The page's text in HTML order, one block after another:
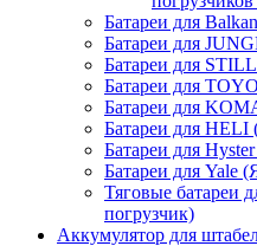
Батареи для
Батареи для
Батареи для
Батареи для
Батареи для
Батареи для HELI
Батареи для
Батареи для Yale
Тяговые батареи
погрузчик)
Аккумулятор для